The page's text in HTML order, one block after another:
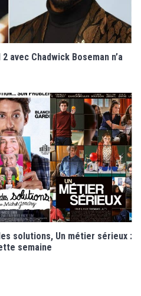
avec Chadwick Boseman n’a
solutions, Un métier sérieux :
semaine